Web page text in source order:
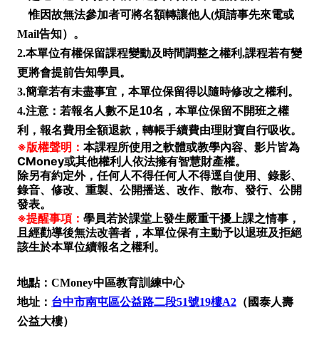
惟因故無法參加者可將名額轉讓他人(煩請事先來電或
Mail告知）。
2.本單位有權保留課程變動及時間調整之權利,課程若有變
更將會提前告知學員。
3.簡章若有未盡事宜，本單位保留得以隨時修改之權利。
4.注意： 若報名人數不足10名，本單位保留不開班之權
利，報名費用全額退款，轉帳手續費由理財寶自行吸收。
※版權聲明： 本課程所使用之軟體或教學內容、影片皆為
CMoney或其他權利人依法擁有智慧財產權。
除另有約定外，任何人不得任何人不得逕自使用、錄影、
錄音、修改、重製、公開播送、改作、散布、發行、公開
發表。
※提醒事項： 學員若於課堂上發生嚴重干擾上課之情事，
且經勸導後無法改善者，本單位保有主動予以退班及拒絕
該生於本單位續報名之權利。
地點：CMoney中區教育訓練中心
地址： 台中市南屯區公益路二段51號19樓A2 （國泰人壽
公益大樓）